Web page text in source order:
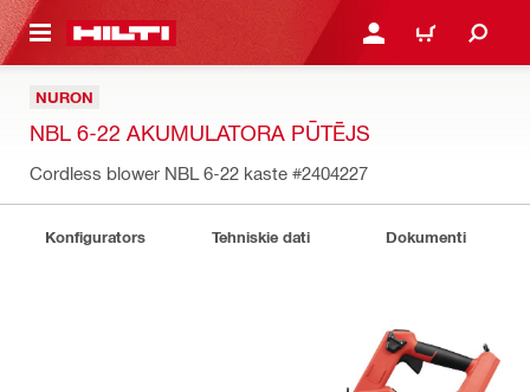
SATURU PIESLĒGTIES VAI
IEPIRKŠANĀS
NURON
NBL 6-22 AKUMULATORA PŪTĒJS
Cordless blower NBL 6-22 kaste #2404227
Konfigurators Tehniskie dati Dokumenti